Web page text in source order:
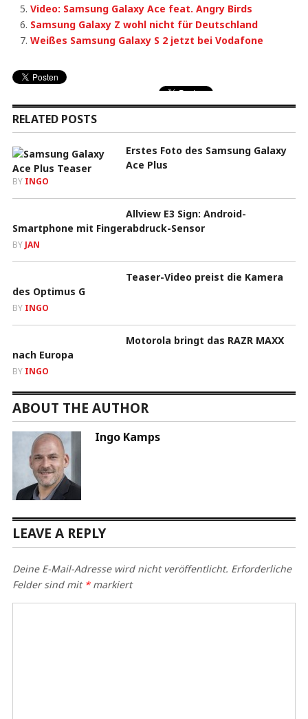
Video: Samsung Galaxy Ace feat. Angry Birds
Samsung Galaxy Z wohl nicht für Deutschland
Weißes Samsung Galaxy S 2 jetzt bei Vodafone
RELATED POSTS
Erstes Foto des Samsung Galaxy
Ace Plus
BY INGO
Allview E3 Sign: Android-
Smartphone mit Fingerabdruck-Sensor
BY JAN
Teaser-Video preist die Kamera
des Optimus G
BY INGO
Motorola bringt das RAZR MAXX
nach Europa
BY INGO
ABOUT THE AUTHOR
Ingo Kamps
LEAVE A REPLY
Deine E-Mail-Adresse wird nicht veröffentlicht. Erforderliche
Felder sind mit *markiert